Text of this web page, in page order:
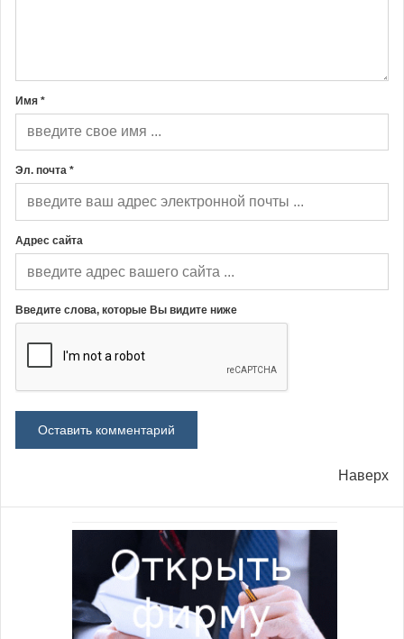
Имя *
Эл. почта *
Адрес сайта
Введите слова, которые Вы видите ниже
Наверх